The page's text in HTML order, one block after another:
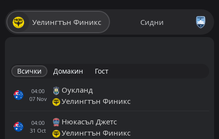
Уелингтън Финикс Сидни
Всички Домакин Гост
04:00
07 Nov
Оукланд
Уелингтън Финикс
04:00
31 Oct
Нюкасъл Джетс
Уелингтън Финикс